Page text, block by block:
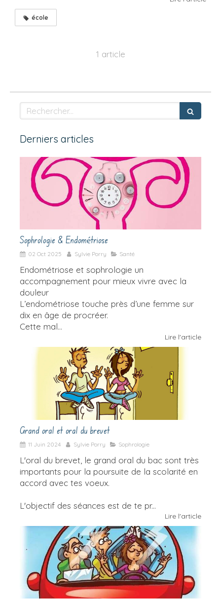
école
1 article
Rechercher
Derniers articles
Sophrologie & Endométriose
02 Oct 2025 Sylvie Porry Santé
Endométriose et sophrologie un
accompagnement pour mieux vivre avec la
douleur
L’endométriose touche près d’une femme sur
dix en âge de procréer.
Cette mal...
Lire l'article
Grand oral et oral du brevet
11 Juin 2024 Sylvie Porry Sophrologie
L'oral du brevet, le grand oral du bac sont très
importants pour la poursuite de la scolarité en
accord avec tes voeux.
L'objectif des séances est de te pr...
Lire l'article